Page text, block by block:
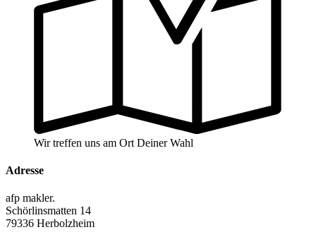
Wir treffen uns am Ort Deiner Wahl
Adresse
afp makler.
Schörlinsmatten 14
79336 Herbolzheim